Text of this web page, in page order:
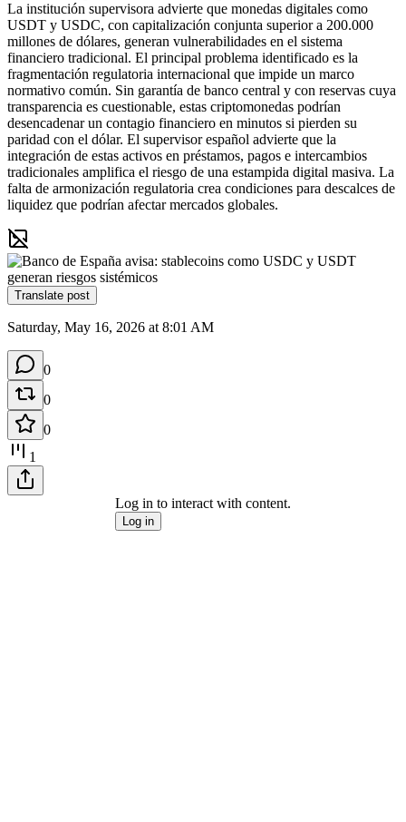
La institución supervisora advierte que monedas digitales como
USDT y USDC, con capitalización conjunta superior a 200.000
millones de dólares, generan vulnerabilidades en el sistema
financiero tradicional. El principal problema identificado es la
fragmentación regulatoria internacional que impide un marco
normativo común. Sin garantía de banco central y con reservas cuya
transparencia es cuestionable, estas criptomonedas podrían
desencadenar un contagio financiero en minutos si pierden su
paridad con el dólar. El supervisor español advierte que la
integración de estas activos en préstamos, pagos e intercambios
tradicionales amplifica el riesgo de una estampida digital masiva. La
falta de armonización regulatoria crea condiciones para descalces de
liquidez que podrían afectar mercados globales.
Translate post
Saturday, May 16, 2026 at 8:01 AM
0
0
0
1
Log in to interact with content.
Log in